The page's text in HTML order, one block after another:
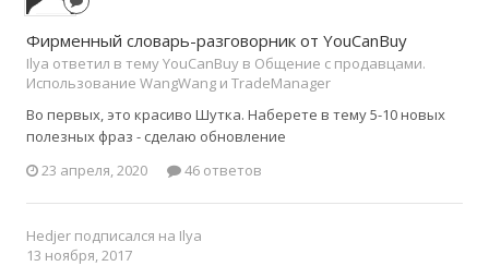
Фирменный словарь-разговорник от YouCanBuy
Ilya ответил в тему YouCanBuy в Общение с продавцами.
Использование WangWang и TradeManager
Во первых, это красиво Шутка. Наберете в тему 5-10 новых
полезных фраз - сделаю обновление
23 апреля, 2020
46 ответов
Hedjer подписался на Ilya
13 ноября, 2017